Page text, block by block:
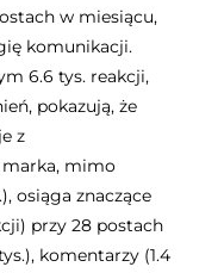
w miesiącu,
komunikacji.
6.6 tys. reakcji,
pokazują, że
z
marka, mimo
osiąga znaczące
przy 28 postach
komentarzy (1.4